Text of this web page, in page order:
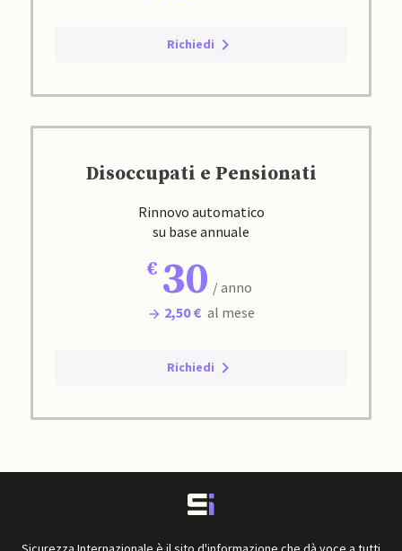
Richiedi
Disoccupati e Pensionati
Rinnovo automatico
su base annuale
30 / anno
2,50 € al mese
Richiedi